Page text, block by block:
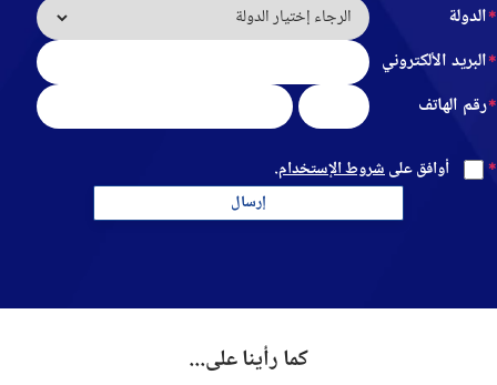
الدولة
البريد الألكتروني
رقم الهاتف
أوافق علىشروط الإستخدام.
كما رأينا على...